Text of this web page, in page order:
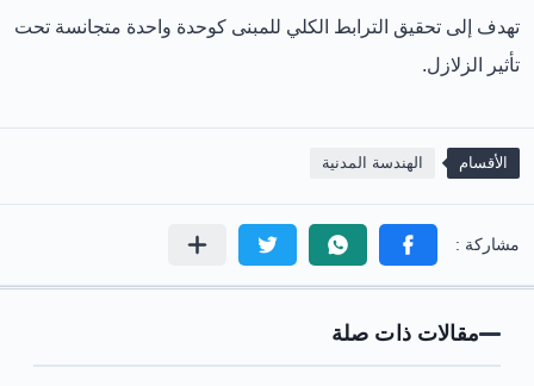
تهدف إلى تحقيق الترابط الكلي للمبنى كوحدة واحدة متجانسة تحت
تأثير الزلازل.
الأقسام الهندسة المدنية
مقالات ذات صلة